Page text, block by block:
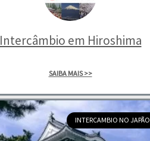
Intercâmbio em Hiroshima
SAIBA MAIS >>
INTERCAMBIO NO JAPÃO